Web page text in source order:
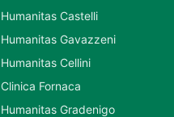
Humanitas Castelli
Humanitas Gavazzeni
Humanitas Cellini
Clinica Fornaca
Humanitas Gradenigo